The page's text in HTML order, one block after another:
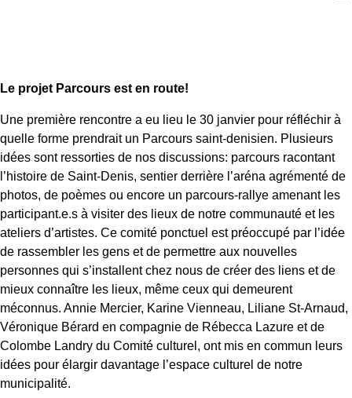
Le projet Parcours est en route!
Une première rencontre a eu lieu le 30 janvier pour réfléchir à
quelle forme prendrait un Parcours saint-denisien. Plusieurs
idées sont ressorties de nos discussions: parcours racontant
l’histoire de Saint-Denis, sentier derrière l’aréna agrémenté de
photos, de poèmes ou encore un parcours-rallye amenant les
participant.e.s à visiter des lieux de notre communauté et les
ateliers d’artistes. Ce comité ponctuel est préoccupé par l’idée
de rassembler les gens et de permettre aux nouvelles
personnes qui s’installent chez nous de créer des liens et de
mieux connaître les lieux, même ceux qui demeurent
méconnus. Annie Mercier, Karine Vienneau, Liliane St-Arnaud,
Véronique Bérard en compagnie de Rébecca Lazure et de
Colombe Landry du Comité culturel, ont mis en commun leurs
idées pour élargir davantage l’espace culturel de notre
municipalité.